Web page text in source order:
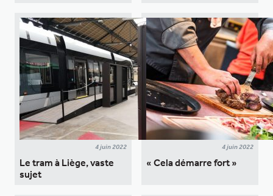
4 juin 2022
Le tram à Liège, vaste
sujet
4 juin 2022
« Cela démarre fort »